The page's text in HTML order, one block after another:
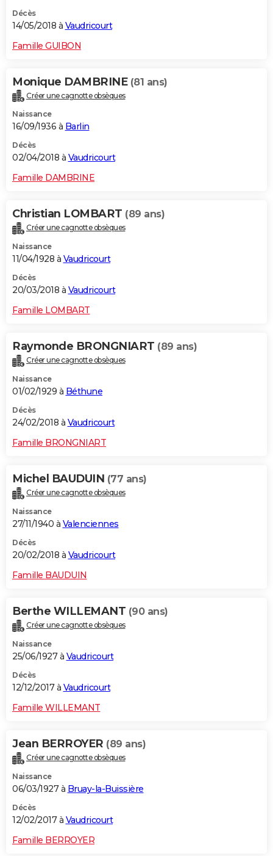
Décès
14/05/2018 à Vaudricourt
Famille GUIBON
Monique DAMBRINE (81 ans)
Créer une cagnotte obsèques
Naissance
16/09/1936 à Barlin
Décès
02/04/2018 à Vaudricourt
Famille DAMBRINE
Christian LOMBART (89 ans)
Créer une cagnotte obsèques
Naissance
11/04/1928 à Vaudricourt
Décès
20/03/2018 à Vaudricourt
Famille LOMBART
Raymonde BRONGNIART (89 ans)
Créer une cagnotte obsèques
Naissance
01/02/1929 à Béthune
Décès
24/02/2018 à Vaudricourt
Famille BRONGNIART
Michel BAUDUIN (77 ans)
Créer une cagnotte obsèques
Naissance
27/11/1940 à Valenciennes
Décès
20/02/2018 à Vaudricourt
Famille BAUDUIN
Berthe WILLEMANT (90 ans)
Créer une cagnotte obsèques
Naissance
25/06/1927 à Vaudricourt
Décès
12/12/2017 à Vaudricourt
Famille WILLEMANT
Jean BERROYER (89 ans)
Créer une cagnotte obsèques
Naissance
06/03/1927 à Bruay-la-Buissière
Décès
12/02/2017 à Vaudricourt
Famille BERROYER